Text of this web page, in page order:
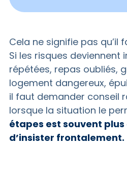
Cela ne signifie pas qu’il
Si les risques deviennent
répétées, repas oubliés,
logement dangereux,
il faut demander conseil
lorsque la situation le
étapes est souvent
d’insister frontalement.